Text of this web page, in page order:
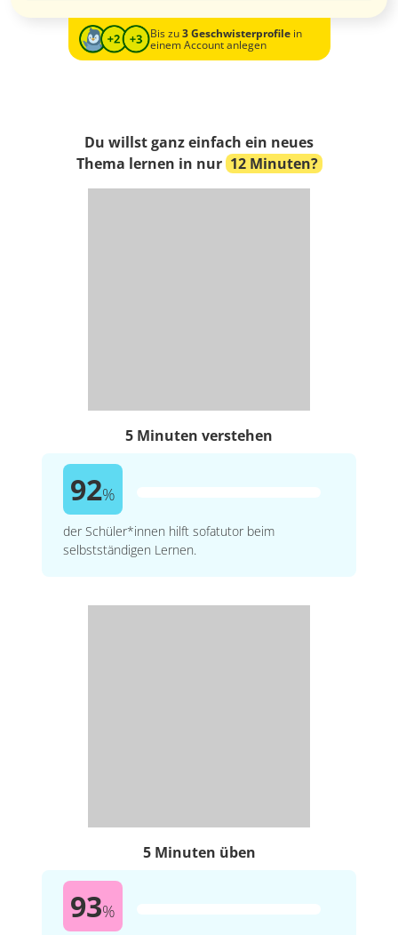
Bis zu3 Geschwisterprofilein
einem Account anlegen
Du willst ganz einfach ein neues
Thema lernen in nur 12 Minuten?
5 Minuten verstehen
92%
der Schüler*innen hilft sofatutor beim
selbstständigen Lernen.
5 Minuten üben
93%